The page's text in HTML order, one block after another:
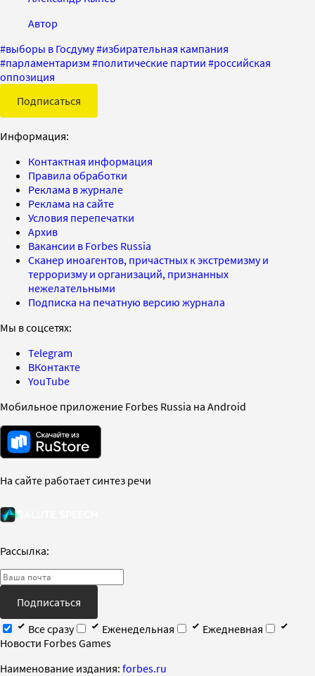
Автор
#выборы в Госдуму#избирательная кампания
#парламентаризм #политические партии #российская
оппозиция
Подписаться
Информация:
Контактная информация
Правила обработки
Реклама в журнале
Реклама на сайте
Условия перепечатки
Архив
Вакансии в Forbes Russia
Сканер иноагентов, причастных к экстремизму и
терроризму и организаций, признанных
нежелательными
Подписка на печатную версию журнала
Мы в соцсетях:
Telegram
ВКонтакте
YouTube
Мобильное приложение Forbes Russia на Android
На сайте работает синтез речи
Рассылка:
Подписаться
Все сразу
Еженедельная
Ежедневная
Новости Forbes Games
Наименование издания: forbes.ru